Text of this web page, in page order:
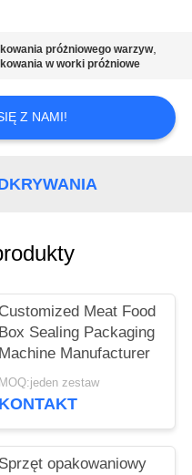
próżniowego warzyw,
w worki próżniowe
Z NAMI!
Customized Meat Food
Box Sealing Packaging
Machine Manufacturer
MOQ:jeden zestaw
KONTAKT
Sprzęt opakowaniowy